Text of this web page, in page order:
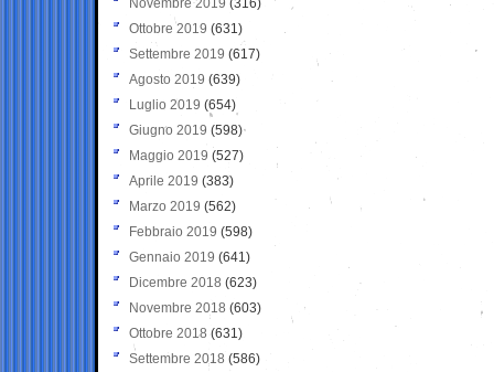
Novembre 2019 (316)
Ottobre 2019 (631)
Settembre 2019 (617)
Agosto 2019 (639)
Luglio 2019 (654)
Giugno 2019 (598)
Maggio 2019 (527)
Aprile 2019 (383)
Marzo 2019 (562)
Febbraio 2019 (598)
Gennaio 2019 (641)
Dicembre 2018 (623)
Novembre 2018 (603)
Ottobre 2018 (631)
Settembre 2018 (586)